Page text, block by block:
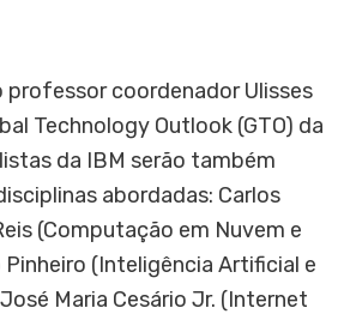
professor coordenador Ulisses
Technology Outlook (GTO) da
da IBM serão também
abordadas: Carlos
(Computação em Nuvem e
Pinheiro (Inteligência Artificial e
Maria Cesário Jr. (Internet